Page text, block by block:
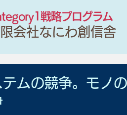
戦略プログラム
会社なにわ創信舎
ムの競争。モノ